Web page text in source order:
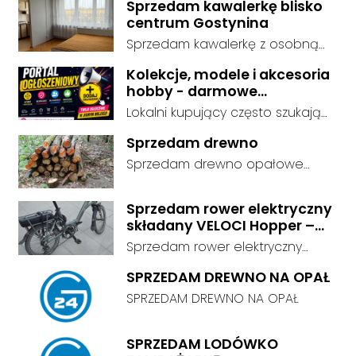
Sprzedam kawalerkę blisko
centrum Gostynina
Sprzedam kawalerkę z osobną
Stan dobry - do zamieszkania, 3
piętro. Standard wykończenia -
dobry. cena do negocjacji.
Kolekcje, modele i akcesoria
hobby - darmowe
ogłoszenia, dodaj swoje za
Lokalni kupujący często szukają
w domu. Kategorie są czytelnie
podzielone, dzięki czemu osoby
kolekcjonerskich trafiają prosto
do Twojej oferty. Link do serwisu:
darmowe ogłoszenia -
szenia.pl/. Załóż konto albo
opublikuj ofertę od razu i
Sprzedam drewno
Sprzedam drewno opałowe
palenia transport w własnym
zakresie
Sprzedam rower elektryczny
składany VELOCI Hopper –
Bafang
Sprzedam rower elektryczny
Bafang | Przebieg tylko 663 km
Sprzedam składany rower
centralnym silnikiem Bafang M210
SPRZEDAM DREWNO NA OPAŁ
SPRZEDAM DREWNO NA OPAŁ
SPRZEDAM LODÓWKO